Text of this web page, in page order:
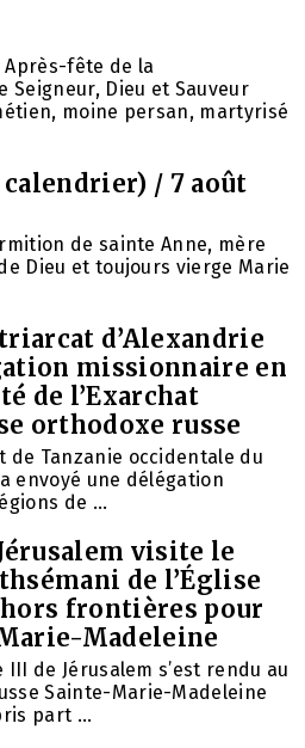
Après-fête de la
Dieu et Sauveur
moine persan, martyrisé
/ 7 août
de sainte Anne, mère
Dieu et toujours vierge Marie
d’Alexandrie
missionnaire en
de l’Exarchat
orthodoxe russe
de Tanzanie occidentale du
envoyé une délégation
de ...
visite le
de l’Église
frontières pour
Madeleine
de Jérusalem s’est rendu au
Sainte-Marie-Madeleine
part ...